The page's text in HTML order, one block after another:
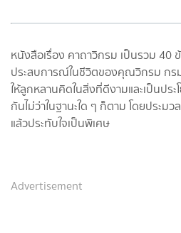
หนังสือเรื่อง คาถาวิกรม เป็นรวม 40
ประสบการณ์ในชีวิตของคุณวิกรม กร
ให้ลูกหลานคิดในสิ่งที่ดีงามและเป็นปร
กันไม่ว่าในฐานะใด ๆ ก็ตาม โดยประม
แล้วประทับใจเป็นพิเศษ
Advertisement